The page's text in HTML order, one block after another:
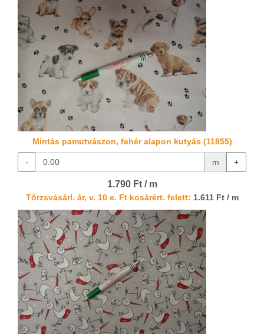
Mintás pamutvászon, fehér alapon kutyás (11855)
- m +
1.790 Ft / m
Törzsvásárl. ár, v. 10 e. Ft kosárért. felett: 1.611 Ft / m